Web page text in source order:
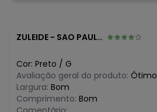
abril/2026
fevereiro/2026
ZULEIDE - SAO PAULO - SP
Cor: Preto / G
Avaliação geral do produto: Ótimo
Largura: Bom
Comprimento: Bom